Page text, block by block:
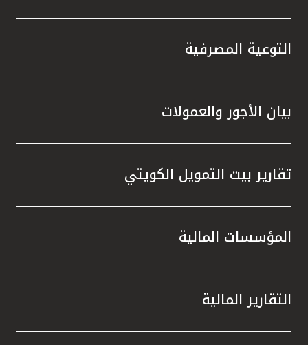
التوعية المصرفية
بيان الأجور والعمولات
تقارير بيت التمويل الكويتي
المؤسسات المالية
التقارير المالية